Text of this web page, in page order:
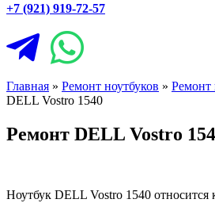
+7 (921) 919-72-57
Главная » Ремонт ноутбуков » Ремонт
DELL Vostro 1540
Ремонт DELL Vostro
Ноутбук DELL Vostro 1540